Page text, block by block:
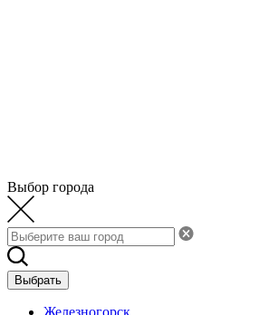
Выбор города
Выбрать
Железногорск